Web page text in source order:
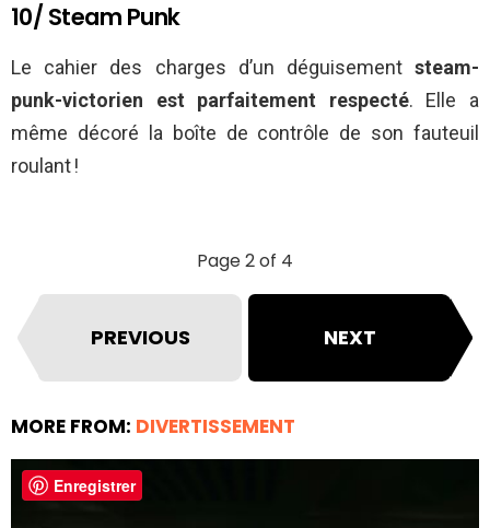
10/ Steam Punk
Le cahier des charges d’un déguisement steam-
punk-victorien est parfaitement respecté. Elle a
même décoré la boîte de contrôle de son fauteuil
roulant !
Page 2 of 4
PREVIOUS NEXT
MORE FROM: DIVERTISSEMENT
Enregistrer